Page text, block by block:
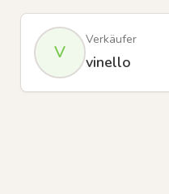
V
Verkäufer
vinello